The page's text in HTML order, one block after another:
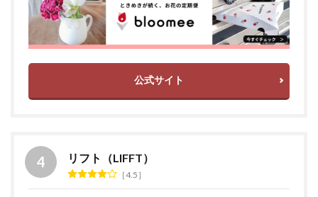
公式サイト
リフト（LIFFT）
4.5